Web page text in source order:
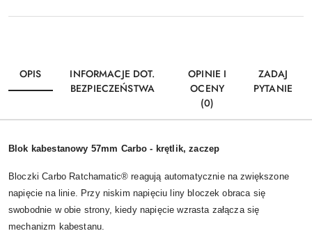
OPIS
INFORMACJE DOT.
BEZPIECZEŃSTWA
OPINIE I
OCENY
(0)
ZADAJ
PYTANIE
Blok kabestanowy 57mm Carbo - krętlik, zaczep
Bloczki Carbo Ratchamatic® reagują automatycznie na zwiększone
napięcie na linie. Przy niskim napięciu liny bloczek obraca się
swobodnie w obie strony, kiedy napięcie wzrasta załącza się
mechanizm kabestanu.